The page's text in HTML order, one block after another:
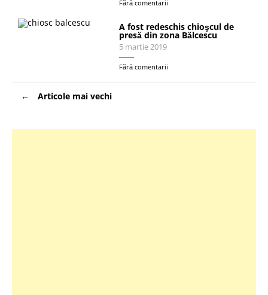
Fără comentarii
A fost redeschis chioşcul de
presă din zona Bălcescu
5 martie 2019
Fără comentarii
Navigare
în Articole mai vechi